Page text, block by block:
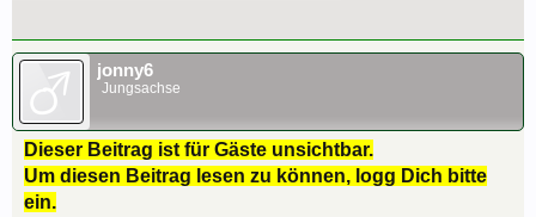
jonny6
Jungsachse
Dieser Beitrag ist für Gäste unsichtbar.
Um diesen Beitrag lesen zu können, logg Dich bitte
ein.